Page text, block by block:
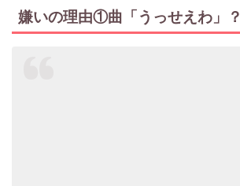
嫌いの理由①曲「うっせえわ」？